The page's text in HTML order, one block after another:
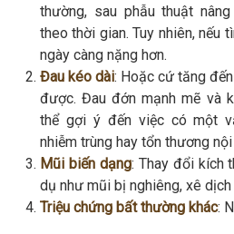
thường, sau phẫu thuật
theo thời gian. Tuy nhiên, nếu
ngày càng nặng hơn.
Đau kéo dài: Hoặc cứ tăng
được. Đau đớn mạnh mẽ và
thể gợi ý đến việc có một
nhiễm trùng hay tổn thương
Mũi biến dạng: Thay đổi kích
dụ như mũi bị nghiêng, xê
Triệu chứng bất thường khác: